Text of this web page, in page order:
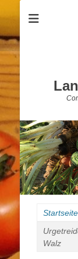
Startseite
Walz